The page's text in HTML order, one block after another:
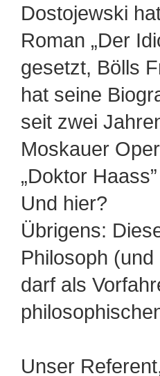
Dostojewski
Roman „Der
gesetzt, Bölls
hat seine
seit zwei
Moskauer
„Doktor
Und hier?
Übrigens:
Philosoph
darf als
Unser